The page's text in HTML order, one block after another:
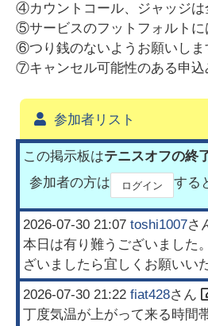
④カウントコール、ジャッジは
⑤サービスのフットフォルトに
⑥つり銭のないようお願いしま
⑦キャンセル可能性のある申込
参加者リスト
この掲示板はテニスオフの終
参加者の方は
ログイン する
2026-07-30 21:07 toshi1007さ
本日は有り難うございました
ざいましたら宜しくお願いい
2026-07-30 21:22 fiat428さん
丁度気温が上がって来る時間